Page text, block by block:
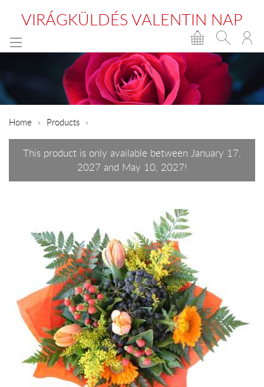
VIRÁGKÜLDÉS VALENTIN NAP
Home Products
This product is only available between January 17,
2027 and May 10, 2027!